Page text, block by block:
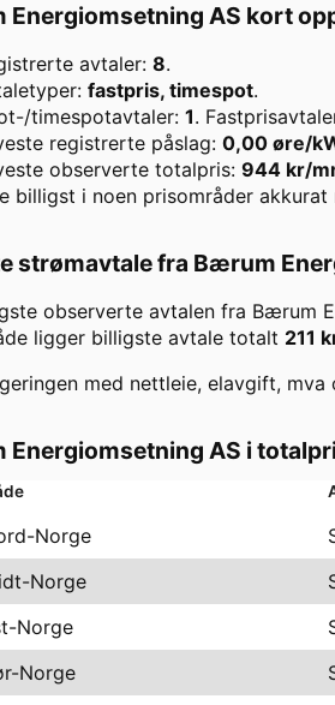
Energiomsetning AS kort
avtaler: 8.
fastpris, timespot.
timespotavtaler: 1.
registrerte påslag: 0,00 øre/
observerte totalpris: 944 kr/
billigst i noen prisområder
strømavtale fra Bærum
observerte avtalen fra Bærum
ligger billigste avtale totalt 211
med nettleie, elavgift,
Energiomsetning AS i
Norge
Norge
Norge
Norge